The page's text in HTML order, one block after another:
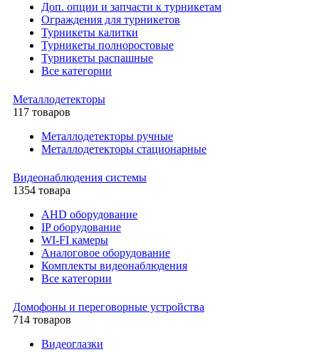
Доп. опции и запчасти к турникетам
Ограждения для турникетов
Турникеты калитки
Турникеты полноростовые
Турникеты распашные
Все категории
Металлодетекторы
117 товаров
Металлодетекторы ручные
Металлодетекторы стационарные
Видеонаблюдения cистемы
1354 товара
AHD оборудование
IP оборудование
WI-FI камеры
Аналоговое оборудование
Комплекты видеонаблюдения
Все категории
Домофоны и переговорные устройства
714 товаров
Видеоглазки